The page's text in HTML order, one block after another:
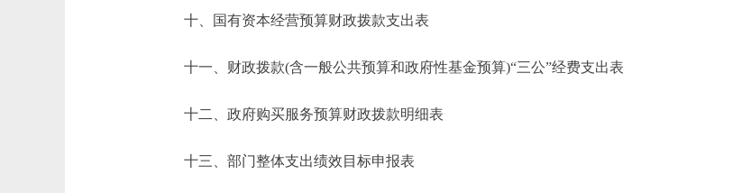
十、国有资本经营预算财政拨款支出表
十一、财政拨款(含一般公共预算和政府性基金预算)“三公”经费支出表
十二、政府购买服务预算财政拨款明细表
十三、部门整体支出绩效目标申报表